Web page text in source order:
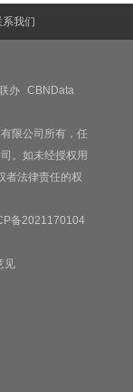
系我们
办
CBNData
限公司所有，任
。如未经授权用
者法律责任的权
备2021170104
见